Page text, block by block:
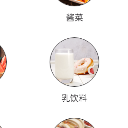
酱菜
乳饮料